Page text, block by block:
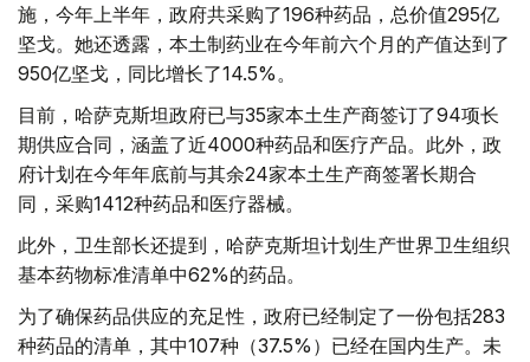
施，今年上半年，政府共采购了196种药品，总价值295亿
坚戈。她还透露，本土制药业在今年前六个月的产值达到了
950亿坚戈，同比增长了14.5%。
目前，哈萨克斯坦政府已与35家本土生产商签订了94项长
期供应合同，涵盖了近4000种药品和医疗产品。此外，政
府计划在今年年底前与其余24家本土生产商签署长期合
同，采购1412种药品和医疗器械。
此外，卫生部长还提到，哈萨克斯坦计划生产世界卫生组织
基本药物标准清单中62%的药品。
为了确保药品供应的充足性，政府已经制定了一份包括283
种药品的清单，其中107种（37.5%）已经在国内生产。未